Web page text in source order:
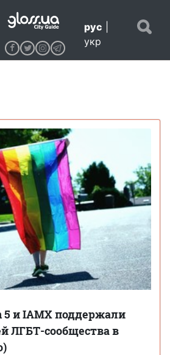
рус
укр
5 и IAMX поддержали
ЛГБТ-сообщества в